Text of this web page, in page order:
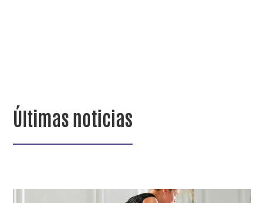
Últimas noticias